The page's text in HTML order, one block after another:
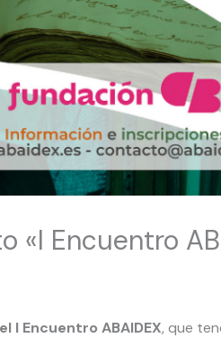
Encuentro
Encuentro ABAIDEX, que